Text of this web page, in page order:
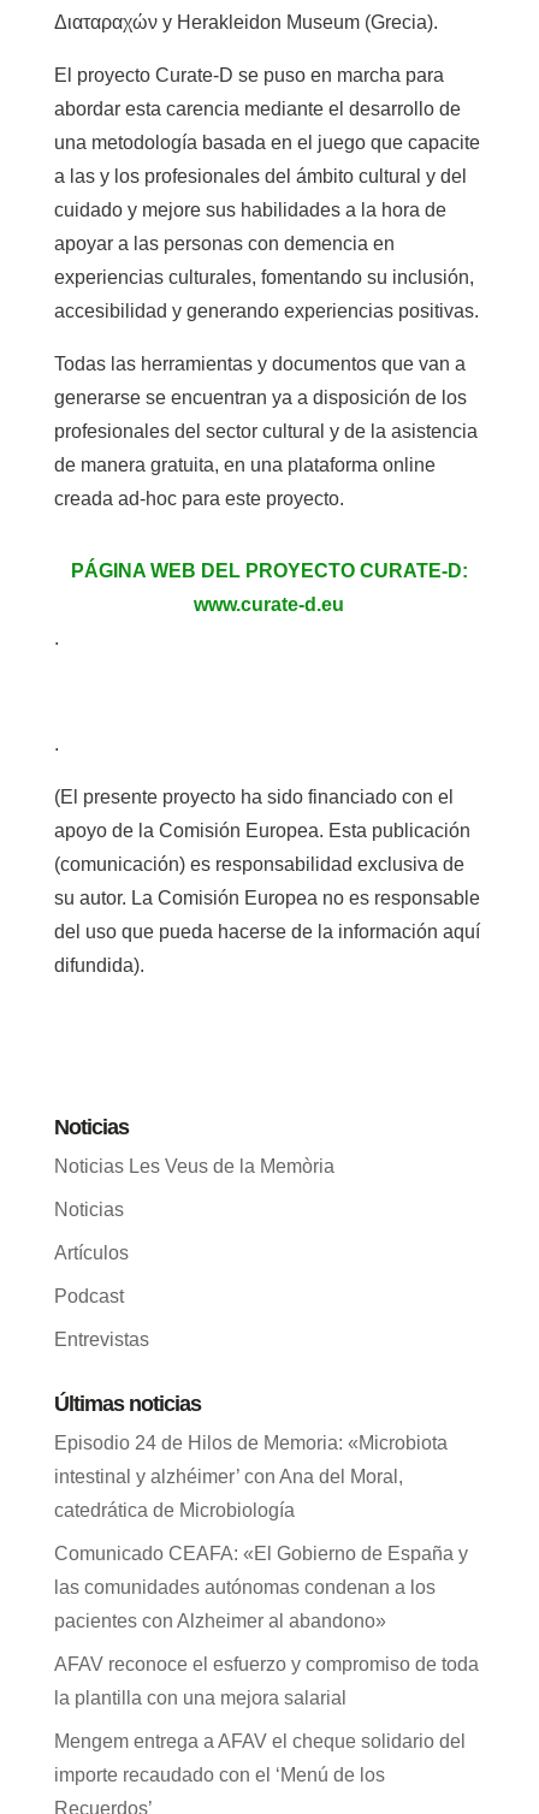
Διαταραχών y Herakleidon Museum (Grecia).
El proyecto Curate-D se puso en marcha para
abordar esta carencia mediante el desarrollo de
una metodología basada en el juego que capacite
a las y los profesionales del ámbito cultural y del
cuidado y mejore sus habilidades a la hora de
apoyar a las personas con demencia en
experiencias culturales, fomentando su inclusión,
accesibilidad y generando experiencias positivas.
Todas las herramientas y documentos que van a
generarse se encuentran ya a disposición de los
profesionales del sector cultural y de la asistencia
de manera gratuita, en una plataforma online
creada ad-hoc para este proyecto.
PÁGINA WEB DEL PROYECTO CURATE-D:
www.curate-d.eu
.
.
(El presente proyecto ha sido financiado con el
apoyo de la Comisión Europea. Esta publicación
(comunicación) es responsabilidad exclusiva de
su autor. La Comisión Europea no es responsable
del uso que pueda hacerse de la información aquí
difundida).
Noticias
Noticias Les Veus de la Memòria
Noticias
Artículos
Podcast
Entrevistas
Últimas noticias
Episodio 24 de Hilos de Memoria: «Microbiota
intestinal y alzhéimer’ con Ana del Moral,
catedrática de Microbiología
Comunicado CEAFA: «El Gobierno de España y
las comunidades autónomas condenan a los
pacientes con Alzheimer al abandono»
AFAV reconoce el esfuerzo y compromiso de toda
la plantilla con una mejora salarial
Mengem entrega a AFAV el cheque solidario del
importe recaudado con el ‘Menú de los
Recuerdos’